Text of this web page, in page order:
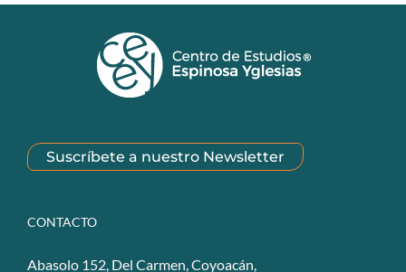
Suscríbete a nuestro Newsletter
CONTACTO
Abasolo 152, Del Carmen, Coyoacán,